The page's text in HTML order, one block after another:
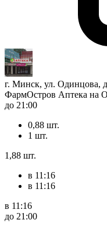
г. Минск, ул. Одинцова,
ФармОстров Аптека на
до 21:00
0,88 шт.
1 шт.
1,88 шт.
в 11:16
в 11:16
в 11:16
до 21:00